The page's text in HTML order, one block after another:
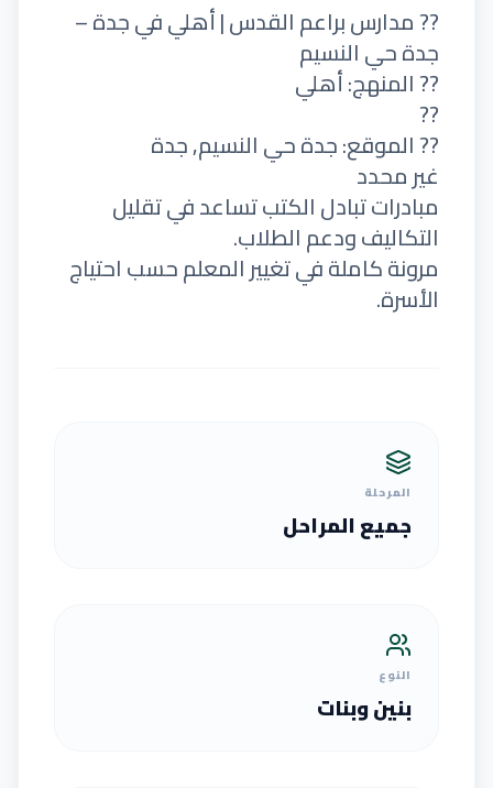
?? مدارس براعم القدس | أهلي في جدة –
جدة حي النسيم
?? المنهج: أهلي
??
?? الموقع: جدة حي النسيم, جدة
غير محدد
مبادرات تبادل الكتب تساعد في تقليل
التكاليف ودعم الطلاب.
مرونة كاملة في تغيير المعلم حسب احتياج
الأسرة.
المرحلة
جميع المراحل
النوع
بنين وبنات